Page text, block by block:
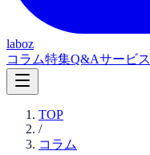
laboz
コラム特集Q&Aサービス
TOP
/
コラム